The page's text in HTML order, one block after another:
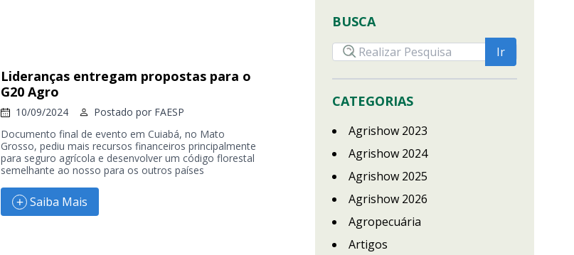
Lideranças entregam propostas para o
G20 Agro
10/09/2024 Postado por FAESP
Documento final de evento em Cuiabá, no Mato
Grosso, pediu mais recursos financeiros principalmente
para seguro agrícola e desenvolver um código florestal
semelhante ao nosso para os outros países
Saiba Mais
BUSCA
CATEGORIAS
Agrishow 2023
Agrishow 2024
Agrishow 2025
Agrishow 2026
Agropecuária
Artigos